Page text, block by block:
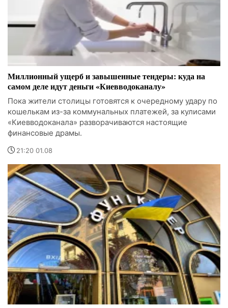
Миллионный ущерб и завышенные тендеры: куда на
самом деле идут деньги «Киевводоканалу»
Пока жители столицы готовятся к очередному удару по
кошелькам из-за коммунальных платежей, за кулисами
«Киевводоканала» разворачиваются настоящие
финансовые драмы.
21:20 01.08